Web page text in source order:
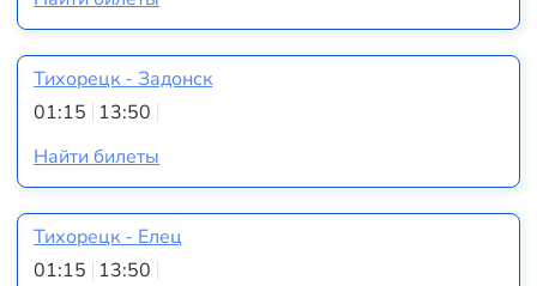
Тихорецк - Задонск
01:15 13:50
Найти билеты
Тихорецк - Елец
01:15 13:50